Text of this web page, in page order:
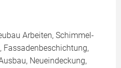
Arbeiten, Schimmel-
Fassadenbeschichtung,
Neueindeckung,